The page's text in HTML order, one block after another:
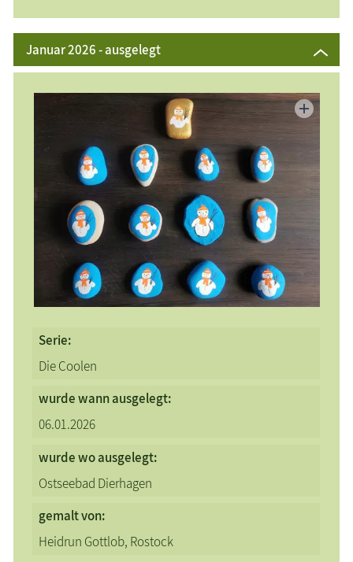
Januar 2026 - ausgelegt
Serie:
Die Coolen
wurde wann ausgelegt:
06.01.2026
wurdewo ausgelegt:
Ostseebad Dierhagen
gemalt von:
Heidrun Gottlob, Rostock